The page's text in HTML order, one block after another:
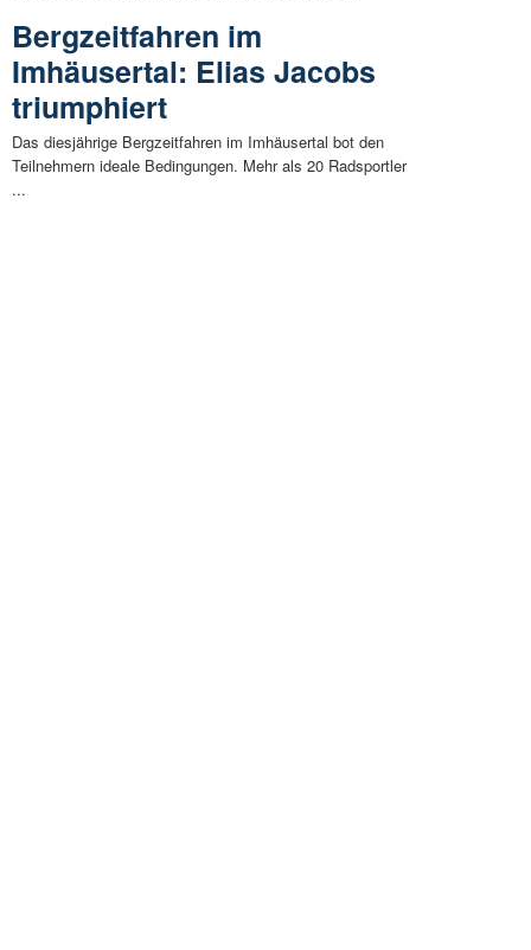
Bergzeitfahren im
Imhäusertal: Elias Jacobs
triumphiert
Das diesjährige Bergzeitfahren im Imhäusertal bot den
Teilnehmern ideale Bedingungen. Mehr als 20 Radsportler
...